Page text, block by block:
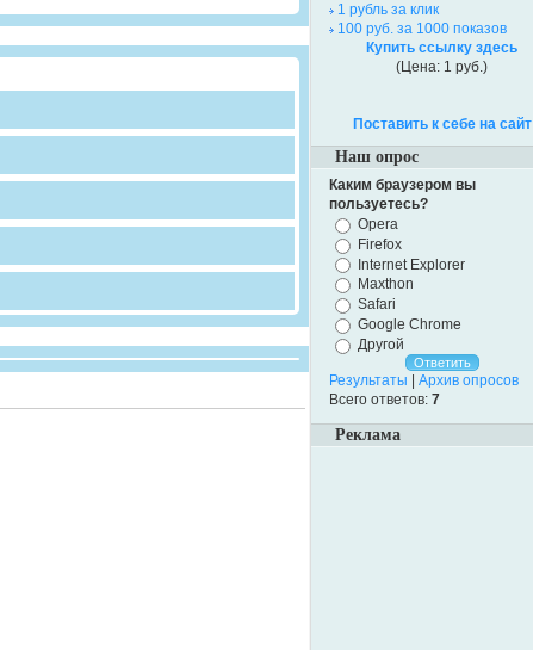
1 рубль за клик
100 руб. за 1000 показов
Купить ссылку здесь
(Цена: 1 руб.)
Поставить к себе на сайт
Наш опрос
Каким браузером вы
пользуетесь?
Opera
Firefox
Internet Explorer
Maxthon
Safari
Google Chrome
Другой
Результаты | Архив опросов
Всего ответов: 7
Реклама